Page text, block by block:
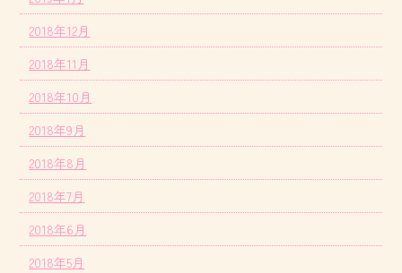
2018年12月
2018年11月
2018年10月
2018年9月
2018年8月
2018年7月
2018年6月
2018年5月